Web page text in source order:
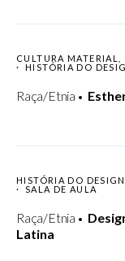
CULTURA MATERIAL
HISTÓRIA DO
Raça/Etnia
HISTÓRIA DO DESIGN
SALA DE AULA
Raça/Etnia
Latina